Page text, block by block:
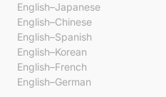
English–Japanese
English–Chinese
English–Spanish
English–Korean
English–French
English–German